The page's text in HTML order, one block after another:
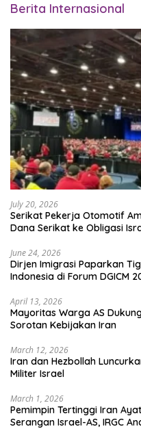
Berita Internasional
July 20, 2026
Serikat Pekerja Otomotif
Dana Serikat ke Obligasi
June 24, 2026
Dirjen Imigrasi Paparkan
Indonesia di Forum DGICM
April 13, 2026
Mayoritas Warga AS
Sorotan Kebijakan Iran
March 12, 2026
Iran dan Hezbollah
Militer Israel
March 1, 2026
Pemimpin Tertinggi Iran
Serangan Israel-AS, IRGC